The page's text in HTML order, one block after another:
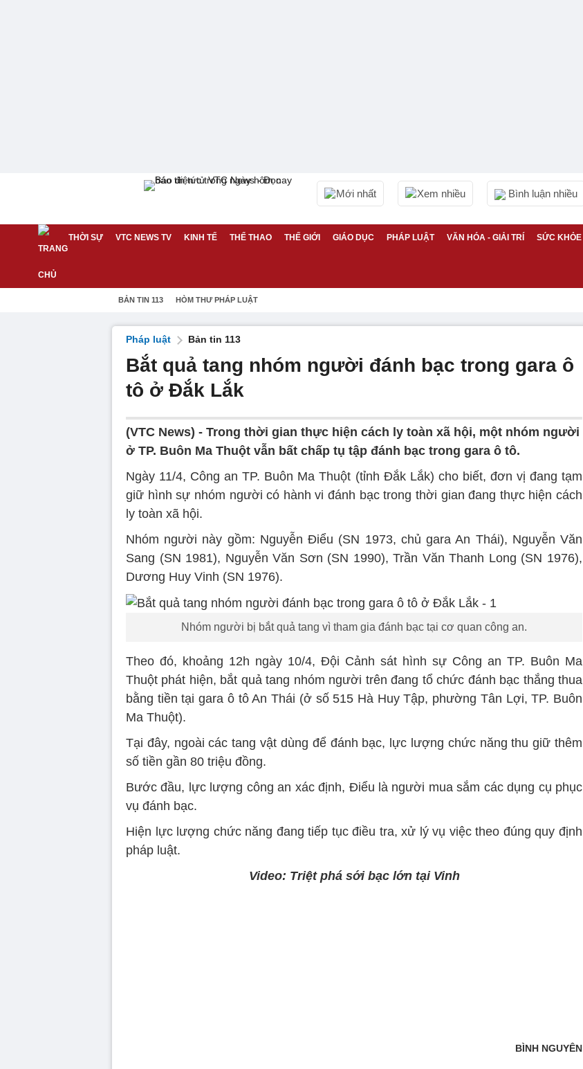
Mới nhất Xem nhiều Bình luận nhiều
THỜI SỰ VTC NEWS TV KINH TẾ THỂ THAO THẾ GIỚI GIÁO DỤC PHÁP LUẬT VĂN HÓA - GIẢI TRÍ SỨC KHỎE
BẢN TIN 113 HÒM THƯ PHÁP LUẬT
Pháp luật Bản tin 113
Bắt quả tang nhóm người đánh bạc trong gara ô
tô ở Đắk Lắk
(VTC News) - Trong thời gian thực hiện cách ly toàn xã hội, một nhóm người
ở TP. Buôn Ma Thuột vẫn bất chấp tụ tập đánh bạc trong gara ô tô.
Ngày 11/4, Công an TP. Buôn Ma Thuột (tỉnh Đắk Lắk) cho biết, đơn vị đang tạm
giữ hình sự nhóm người có hành vi đánh bạc trong thời gian đang thực hiện cách
ly toàn xã hội.
Nhóm người này gồm: Nguyễn Điểu (SN 1973, chủ gara An Thái), Nguyễn Văn
Sang (SN 1981), Nguyễn Văn Sơn (SN 1990), Trần Văn Thanh Long (SN 1976),
Dương Huy Vinh (SN 1976).
Nhóm người bị bắt quả tang vì tham gia đánh bạc tại cơ quan công an.
Theo đó, khoảng 12h ngày 10/4, Đội Cảnh sát hình sự Công an TP. Buôn Ma
Thuột phát hiện, bắt quả tang nhóm người trên đang tổ chức đánh bạc thắng thua
bằng tiền tại gara ô tô An Thái (ở số 515 Hà Huy Tập, phường Tân Lợi, TP. Buôn
Ma Thuột).
Tại đây, ngoài các tang vật dùng để đánh bạc, lực lượng chức năng thu giữ thêm
số tiền gần 80 triệu đồng.
Bước đầu, lực lượng công an xác định, Điểu là người mua sắm các dụng cụ phục
vụ đánh bạc.
Hiện lực lượng chức năng đang tiếp tục điều tra, xử lý vụ việc theo đúng quy định
pháp luật.
Video: Triệt phá sới bạc lớn tại Vinh
BÌNH NGUYÊN